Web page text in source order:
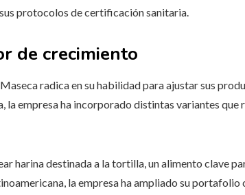
protocolos de certificación sanitaria.
de crecimiento
radica en su habilidad para ajustar sus
la empresa ha incorporado distintas variantes que
harina destinada a la tortilla, un alimento clave
la empresa ha ampliado su portafolio